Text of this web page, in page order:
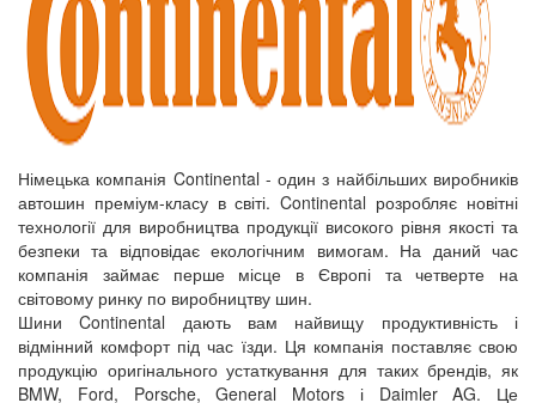
Німецька компанія Continental - один з найбільших виробників
автошин преміум-класу в світі. Continental розробляє новітні
технології для виробництва продукції високого рівня якості та
безпеки та відповідає екологічним вимогам. На даний час
компанія займає перше місце в Європі та четверте на
світовому ринку по виробництву шин.
Шини Continental дають вам найвищу продуктивність і
відмінний комфорт під час їзди. Ця компанія поставляє свою
продукцію оригінального устаткування для таких брендів, як
BMW, Ford, Porsche, General Motors і Daimler AG. Це